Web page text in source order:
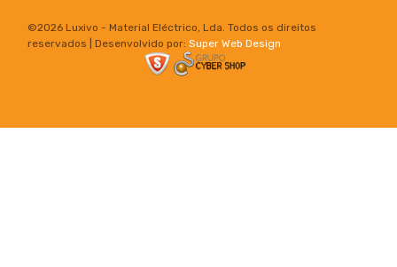
©2026 Luxivo - Material Eléctrico, Lda. Todos os direitos
reservados | Desenvolvido por: Super Web Design